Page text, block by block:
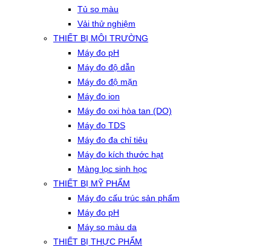
Tủ so màu
Vải thử nghiệm
THIẾT BỊ MÔI TRƯỜNG
Máy đo pH
Máy đo độ dẫn
Máy đo độ mặn
Máy đo ion
Máy đo oxi hòa tan (DO)
Máy đo TDS
Máy đo đa chỉ tiêu
Máy đo kích thước hạt
Màng lọc sinh học
THIẾT BỊ MỸ PHẨM
Máy đo cấu trúc sản phẩm
Máy đo pH
Máy so màu da
THIẾT BỊ THỰC PHẨM